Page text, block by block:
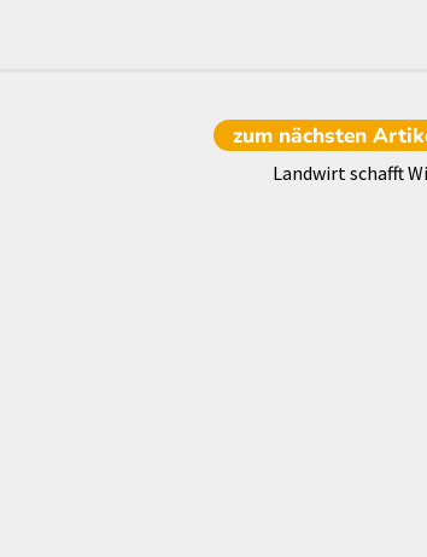
zum nächsten
Landwirt schafft